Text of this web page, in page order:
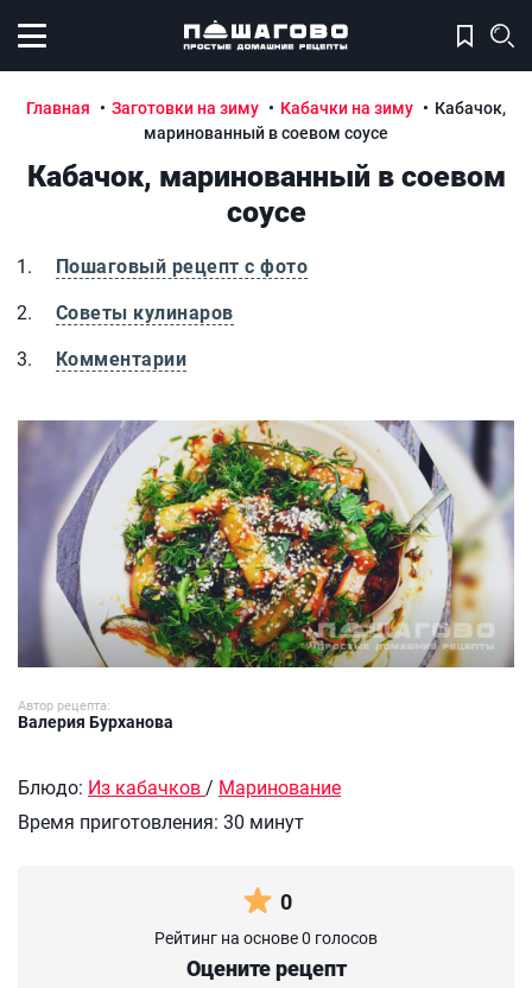
Открыть меню
Главная Заготовки на зиму Кабачки на зиму
Кабачок,
маринованный в соевом соусе
Кабачок, маринованный в соевом
соусе
Пошаговый рецепт с фото
Советы кулинаров
Комментарии
Кабачок, маринованный в соевом соусе
Автор рецепта:
Валерия Бурханова
Блюдо: Из кабачков / Маринование
Время приготовления: 30 минут
0
Рейтинг на основе 0 голосов
Оцените рецепт